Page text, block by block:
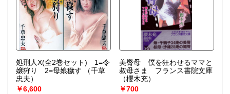
処刑人X(全2巻セット) 1=令
嬢狩り 2=母娘穢す
（千草
忠夫）
￥6,600
美臀母 僕を狂わせるママと
叔母さま フランス書院文庫
（櫻木充）
￥700